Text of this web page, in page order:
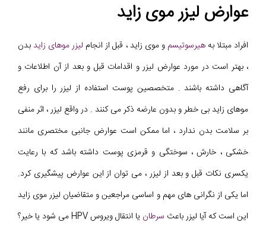
عوارض لیزر موی زاید
افراد مبتلا بههیرسوتیسم و موی زاید ، قبل از انجام لیزر موهای زایدبدن
، بهتر است در مورد عوارض لیزر و اقدامات قبل و بعد از آن اطلاعات و
آگاهی داشته باشند . متخصصین پوست استفاده از لیزر را برای رفع
موهای زاید بی خطر و بدون عارضه ذکر می کنند . در واقع لیزر ، اثر منفی
بر سلامت بدن ندارد ، اما ممکن است عوارض جانبی مختصری مانند
خشکی ، خارش ، سوختگی و قرمزی پوست داشته باشد که با رعایت
یکسری نکات قبل و بعد از لیزر ، می توان از این عوارض پیشگیری کرد.
اما یکی از نگرانی های مهم و اساسی مراجعین و متقاضیان لیزر موی زاید
این است که آیا لیزر باعث سرطان یا انتقال ویروس HPV می شود یا خیر؟